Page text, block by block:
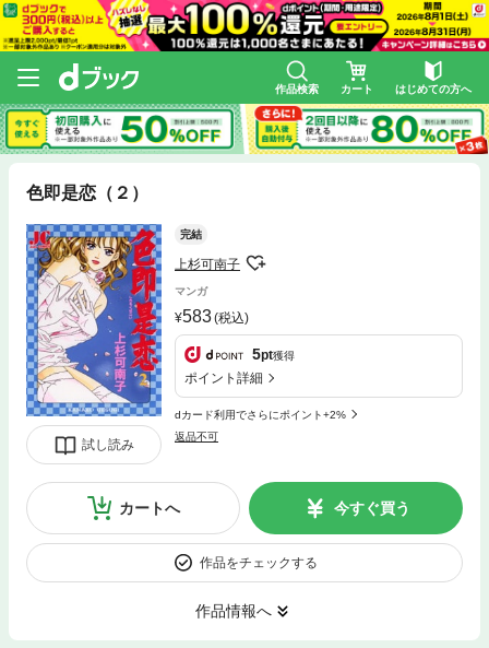
作品検索 カート はじめての方へ
色即是恋（２）
試し読み
完結
上杉可南子
マンガ
583(税込)
5pt獲得
ポイント詳細
dカード利用でさらにポイント+2%
返品不可
カートへ 今すぐ買う
作品をチェックする
作品情報へ